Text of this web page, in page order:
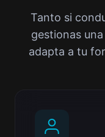
Tanto si
gestionas
adapta a tu